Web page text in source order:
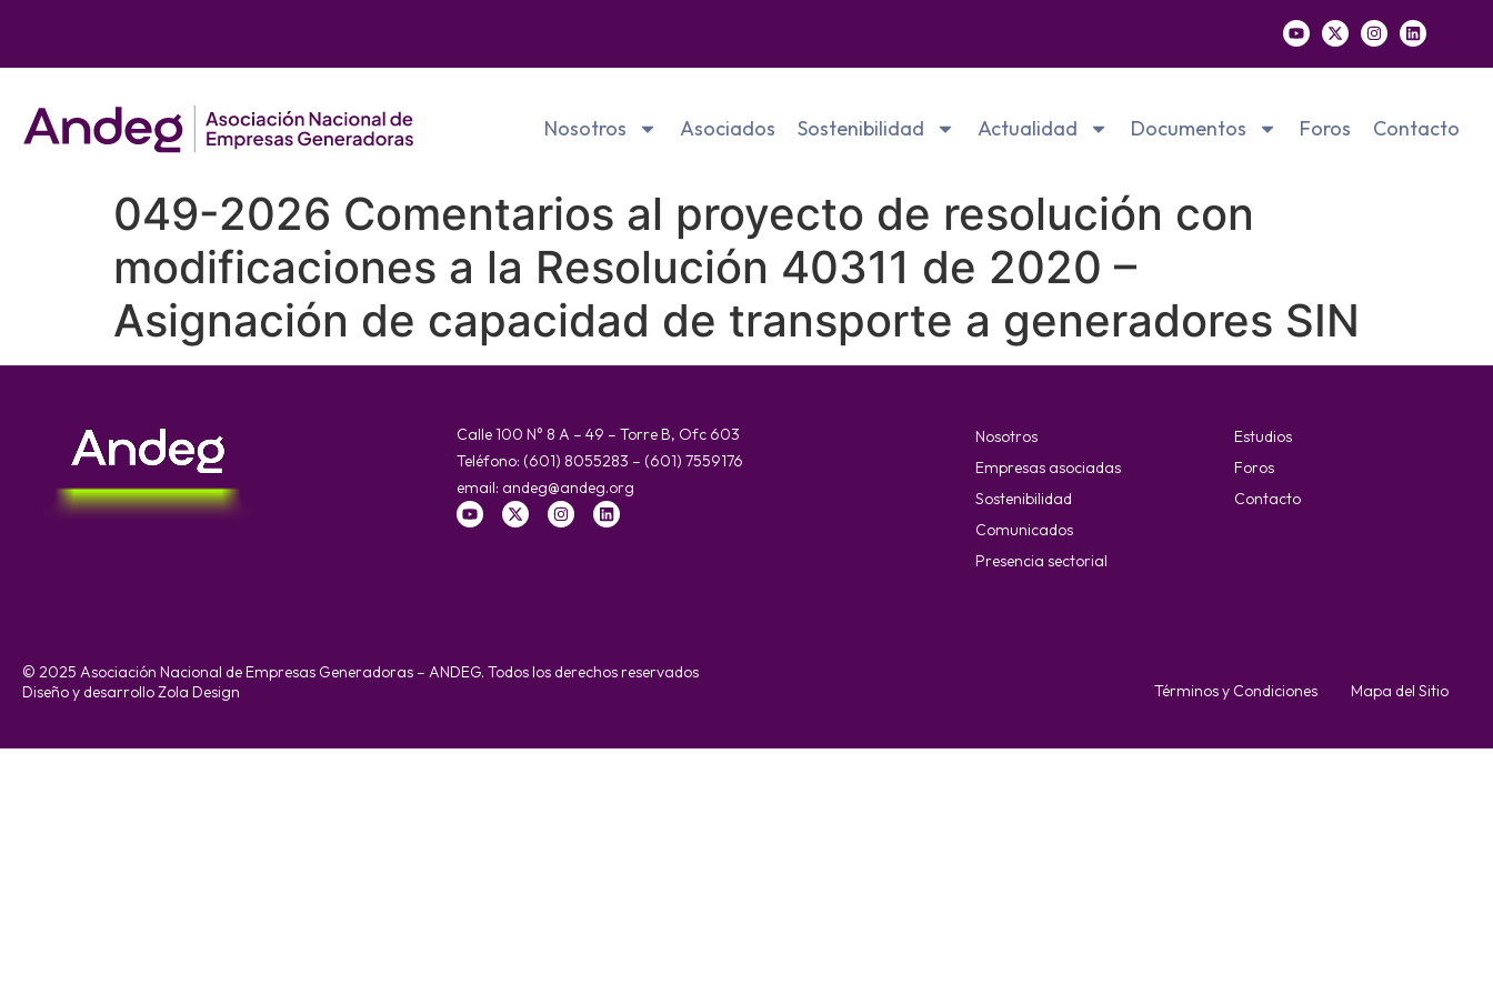
Nosotros Asociados Sostenibilidad Actualidad Documentos Foros Contacto
049-2026 Comentarios al proyecto de resolución con
modificaciones a la Resolución 40311 de 2020 –
Asignación de capacidad de transporte a generadores SIN
Calle 100 N° 8 A – 49 – Torre B, Ofc 603
Teléfono: (601) 8055283 – (601) 7559176
email: andeg@andeg.org
Nosotros
Empresas asociadas
Sostenibilidad
Comunicados
Presencia sectorial
Estudios
Foros
Contacto
© 2025 Asociación Nacional de Empresas Generadoras – ANDEG. Todos los derechos reservados
Diseño y desarrollo Zola Design
Términos y Condiciones Mapa del Sitio